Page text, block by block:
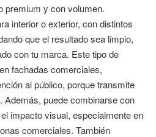
premium y con volumen.
interior o exterior, con distintos
que el resultado sea limpio,
con tu marca. Este tipo de
fachadas comerciales,
al público, porque transmite
Además, puede combinarse con
impacto visual, especialmente en
comerciales. También